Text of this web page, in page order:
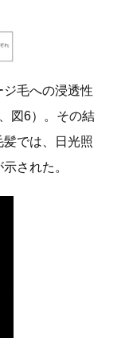
毛への浸透性
図6）。その結
では、日光照
された。